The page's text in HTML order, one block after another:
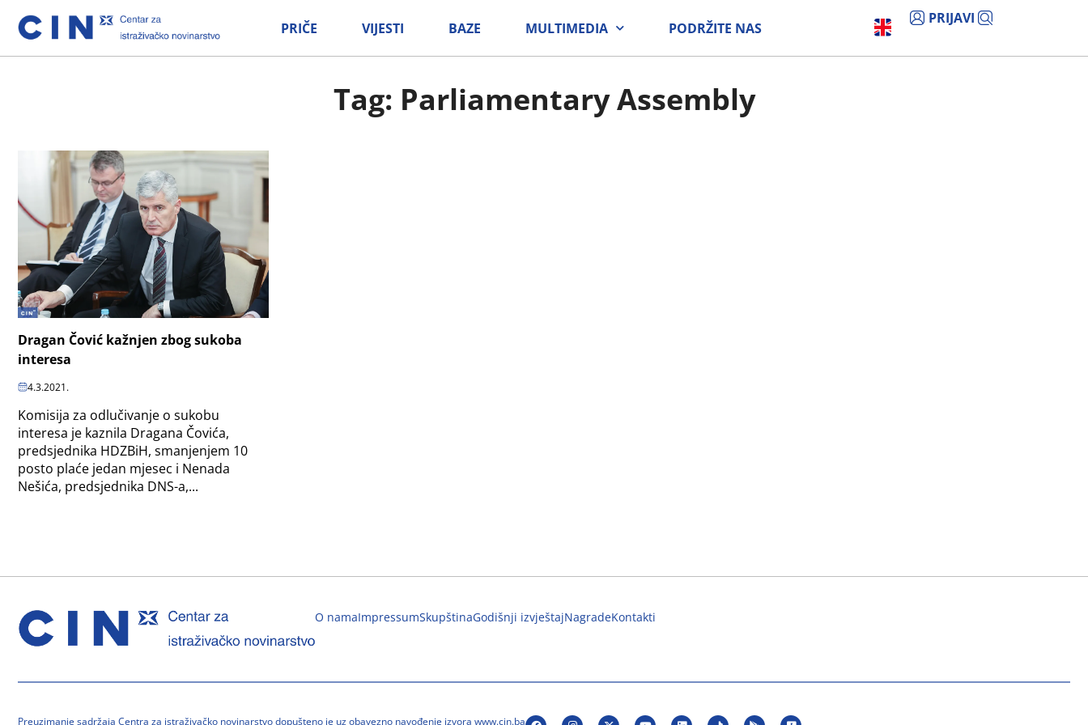
PRIČE VIJESTI BAZE MULTIMEDIA PODRŽITE NAS
PRIJAVI
Tag: Parliamentary Assembly
Dragan Čović kažnjen zbog sukoba
interesa
4.3.2021.
Komisija za odlučivanje o sukobu
interesa je kaznila Dragana Čovića,
predsjednika HDZBiH, smanjenjem 10
posto plaće jedan mjesec i Nenada
Nešića, predsjednika DNS-a,...
O namaImpressumSkupštinaGodišnji izvještajNagradeKontakti
Preuzimanje sadržaja Centra za istraživačko novinarstvo dopušteno je uz obavezno navođenje izvora www.cin.ba